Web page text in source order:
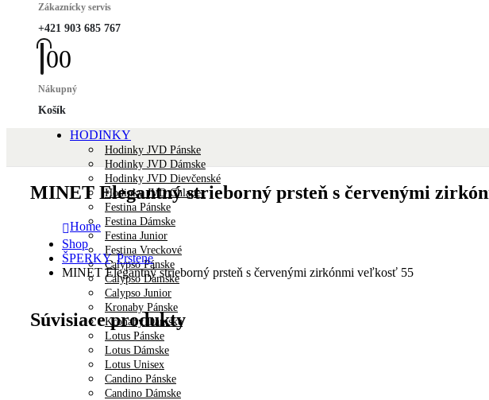
Zákaznícky servis
+421 903 685 767
00
Nákupný
Košík
HODINKY
Hodinky JVD Pánske
Hodinky JVD Dámske
Hodinky JVD Dievčenské
Hodinky JVD Chlapec
Festina Pánske
Festina Dámske
Festina Junior
Festina Vreckové
Calypso Pánske
Calypso Dámske
Calypso Junior
Kronaby Pánske
Kronaby Dámske
Lotus Pánske
Lotus Dámske
Lotus Unisex
Candino Pánske
Candino Dámske
MINET Elegantný strieborný prsteň s červenými
Home
Shop
ŠPERKY,Prstene
MINET Elegantný strieborný prsteň s červenými zirkónmi veľkosť 55
Súvisiace produkty